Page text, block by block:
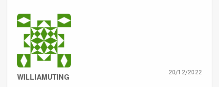
WILLIAMUTING 20/12/2022